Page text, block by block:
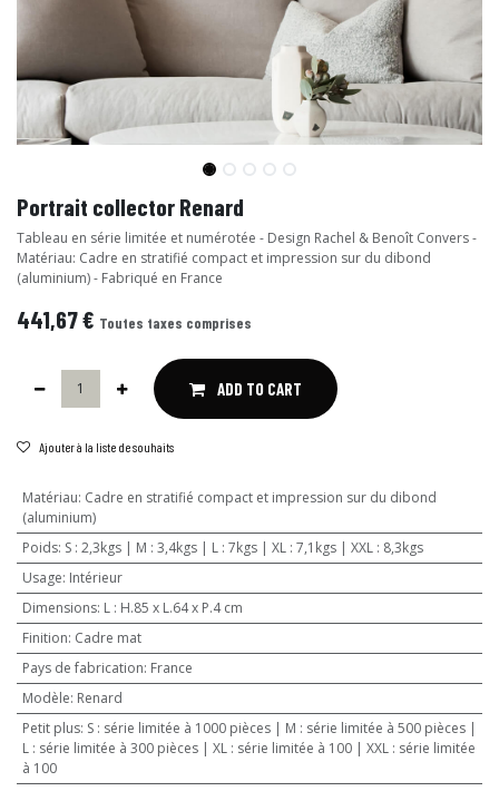
Portrait collector Renard
Tableau en série limitée et numérotée - Design Rachel & Benoît Convers -
Matériau: Cadre en stratifié compact et impression sur du dibond
(aluminium) - Fabriqué en France
441,67€ Toutes taxes comprises
ADD TO CART
Ajouter à la liste de souhaits
Matériau: Cadre en stratifié compact et impression sur du dibond
(aluminium)
Poids: S : 2,3kgs | M : 3,4kgs | L : 7kgs | XL : 7,1kgs | XXL : 8,3kgs
Usage: Intérieur
Dimensions: L : H.85 x L.64 x P.4 cm
Finition: Cadre mat
Pays de fabrication: France
Modèle: Renard
Petit plus: S : série limitée à 1000 pièces | M : série limitée à 500 pièces |
L : série limitée à 300 pièces | XL : série limitée à 100 | XXL : série limitée
à 100